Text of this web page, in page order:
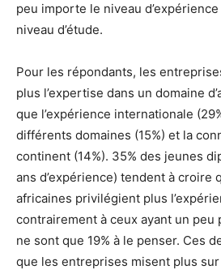
peu importe le niveau
niveau d’étude.
Pour les répondants, les
plus l’expertise dans un domaine
que l’expérience internationale
différents domaines (15%) et la
continent (14%). 35% des jeunes
ans d’expérience) tendent à croire
africaines privilégient plus
contrairement à ceux ayant un peu
ne sont que 19% à le penser. Ces
que les entreprises misent plus sur